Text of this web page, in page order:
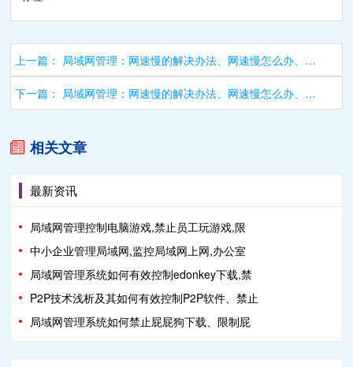
上一篇： 局域网管理：网速慢的解决办法、网速慢怎么办、防止网速变慢、网速太慢
下一篇： 局域网管理：网速慢的解决办法、网速慢怎么办、防止网速变慢、网速太慢
相关文章
最新资讯
局域网管理控制电脑游戏,禁止员工玩游戏,限
中小企业管理局域网,监控局域网上网,办公室
局域网管理系统如何有效控制edonkey下载,禁
P2P技术浅析及其如何有效控制P2P软件、禁止
局域网管理系统如何禁止屁屁狗下载、限制屁